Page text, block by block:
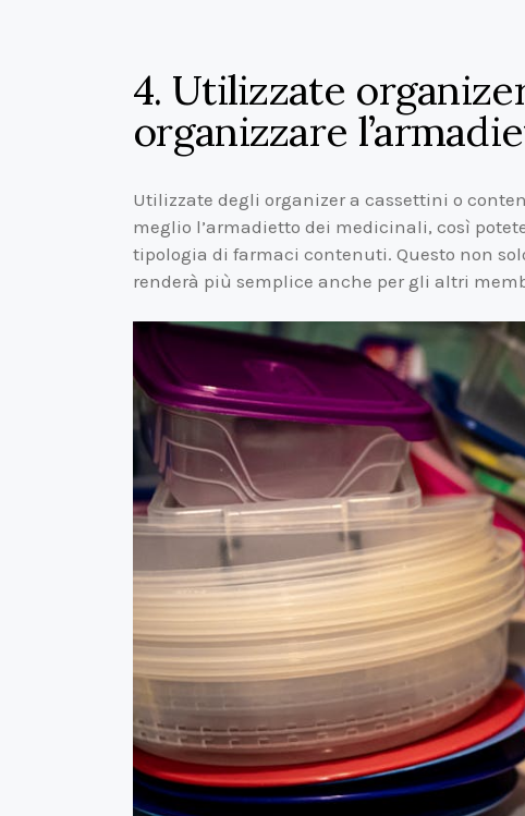
4. Utilizzate
organizzare
Utilizzate degli organizer a cassettini o
meglio l’armadietto dei medicinali, così
tipologia di farmaci contenuti. Questo non
renderà più semplice anche per gli altri